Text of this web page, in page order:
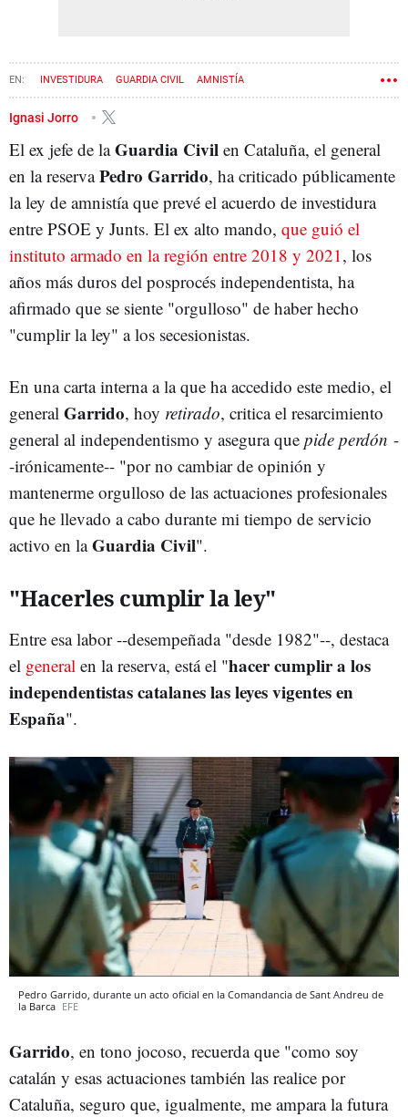
INVESTIDURA GUARDIA CIVIL AMNISTÍA
Ignasi Jorro
El ex jefe de laGuardia Civil en Cataluña, el general
en la reservaPedro Garrido, ha criticado públicamente
la ley de amnistía que prevé el acuerdo de investidura
entre PSOE y Junts. El ex alto mando, que guió el
instituto armado en la región entre 2018 y 2021, los
años más duros del posprocés independentista, ha
afirmado que se siente "orgulloso" de haber hecho
"cumplir la ley" a los secesionistas.
En una carta interna a la que ha accedido este medio, el
general Garrido, hoy retirado, critica el resarcimiento
general al independentismo y asegura que pide perdón -
-irónicamente-- "por no cambiar de opinión y
mantenerme orgulloso de las actuaciones profesionales
que he llevado a cabo durante mi tiempo de servicio
activo en laGuardia Civil".
"Hacerles cumplir la ley"
Entre esa labor --desempeñada "desde 1982"--, destaca
el general en la reserva, está el "hacer cumplir a los
independentistas catalanes las leyes vigentes en
España".
Pedro Garrido, durante un acto oficial en la Comandancia de Sant Andreu de
la Barca EFE
Garrido, en tono jocoso, recuerda que "como soy
catalán y esas actuaciones también las realice por
Cataluña, seguro que, igualmente, me ampara la futura